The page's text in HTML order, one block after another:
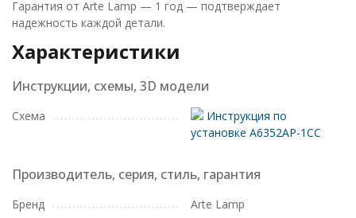
Гарантия от Arte Lamp — 1 год — подтверждает
надежность каждой детали.
Характеристики
Инструкции, схемы, 3D модели
Схема
Инструкция по
установке A6352AP-1CC
Производитель, серия, стиль, гарантия
Бренд
Arte Lamp